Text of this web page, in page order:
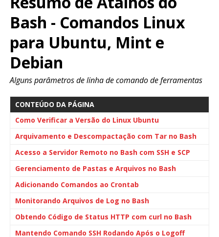
Bash - Comandos Linux
para Ubuntu, Mint e
Debian
Alguns parâmetros de linha de comando de ferramentas
CONTEÚDO DA PÁGINA
Como Verificar a Versão do Linux Ubuntu
Arquivamento e Descompactação com Tar no Bash
Acesso a Servidor Remoto no Bash com SSH e SCP
Gerenciamento de Pastas e Arquivos no Bash
Adicionando Comandos ao Crontab
Monitorando Arquivos de Log no Bash
Obtendo Código de Status HTTP com curl no Bash
Mantendo Comando SSH Rodando Após o Logoff